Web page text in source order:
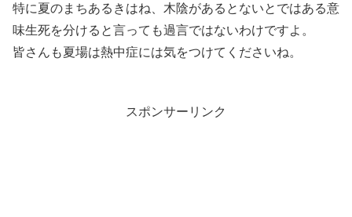
特に夏のまちあるきはね、木陰があるとないとではある意
味生死を分けると言っても過言ではないわけですよ。
皆さんも夏場は熱中症には気をつけてくださいね。
スポンサーリンク